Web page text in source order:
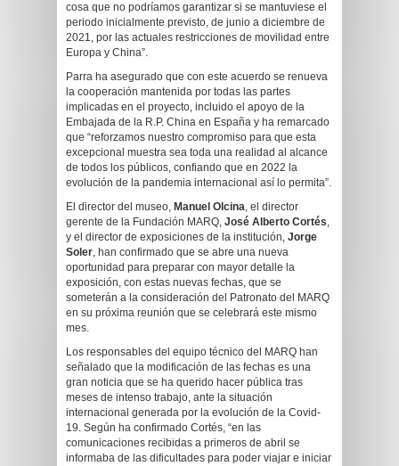
cosa que no podríamos garantizar si se mantuviese el
periodo inicialmente previsto, de junio a diciembre de
2021, por las actuales restricciones de movilidad entre
Europa y China”.
Parra ha asegurado que con este acuerdo se renueva
la cooperación mantenida por todas las partes
implicadas en el proyecto, incluido el apoyo de la
Embajada de la R.P. China en España y ha remarcado
que “reforzamos nuestro compromiso para que esta
excepcional muestra sea toda una realidad al alcance
de todos los públicos, confiando que en 2022 la
evolución de la pandemia internacional así lo permita”.
El director del museo, Manuel Olcina, el director
gerente de la Fundación MARQ, José Alberto Cortés,
y el director de exposiciones de la institución, Jorge
Soler, han confirmado que se abre una nueva
oportunidad para preparar con mayor detalle la
exposición, con estas nuevas fechas, que se
someterán a la consideración del Patronato del MARQ
en su próxima reunión que se celebrará este mismo
mes.
Los responsables del equipo técnico del MARQ han
señalado que la modificación de las fechas es una
gran noticia que se ha querido hacer pública tras
meses de intenso trabajo, ante la situación
internacional generada por la evolución de la Covid-
19. Según ha confirmado Cortés, “en las
comunicaciones recibidas a primeros de abril se
informaba de las dificultades para poder viajar e iniciar